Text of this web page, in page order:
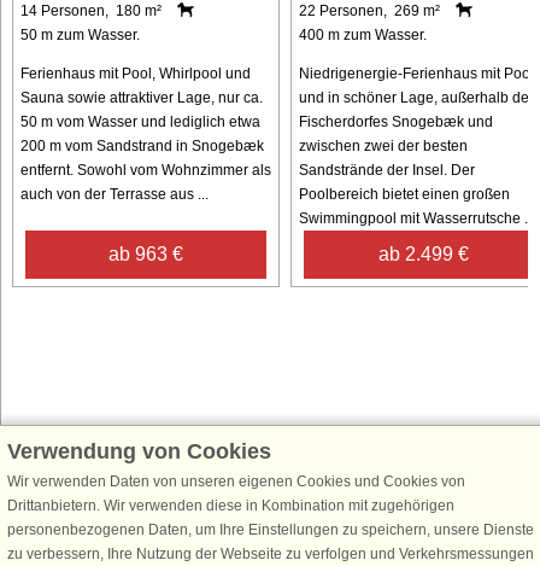
14 Personen, 180 m²
50 m zum Wasser.
Ferienhaus mit Pool, Whirlpool und
Sauna sowie attraktiver Lage, nur ca.
50 m vom Wasser und lediglich etwa
200 m vom Sandstrand in Snogebæk
entfernt. Sowohl vom Wohnzimmer als
auch von der Terrasse aus ...
ab 963 €
22 Personen, 269 m²
400 m zum Wasser.
Niedrigenergie-Ferienhaus mit Pool
und in schöner Lage, außerhalb des
Fischerdorfes Snogebæk und
zwischen zwei der besten
Sandstrände der Insel. Der
Poolbereich bietet einen großen
Swimmingpool mit Wasserrutsche ...
ab 2.499 €
Schließen Sie sich 100.000 Ferienhaus-Fans an
Erhalten Sie einenWillkommensgutschein von 25 € für Ihren nächsten
Ferienhausurlaub - melden Sie sich einfach für den DanCenter Newsletter
an. Verpassen Sie nie wieder exklusive Angebote, Gewinnspiele und
Verwendung von Cookies
Wir verwenden Daten von unseren eigenen Cookies und Cookies von
Drittanbietern. Wir verwenden diese in Kombination mit zugehörigen
personenbezogenen Daten, um Ihre Einstellungen zu speichern, unsere Dienste
zu verbessern, Ihre Nutzung der Webseite zu verfolgen und Verkehrsmessungen